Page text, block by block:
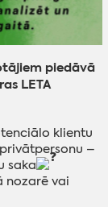
piedāvā
LETA
klientu
–
saka
nozarē vai